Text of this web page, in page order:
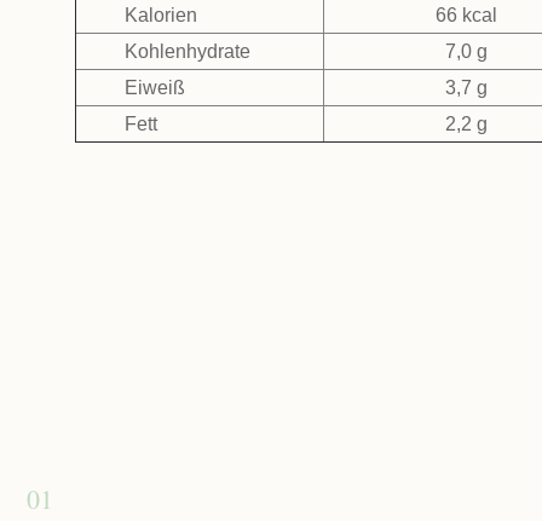
Kalorien
66 kcal
Kohlenhydrate
7,0 g
Eiweiß
3,7 g
Fett
2,2 g
01